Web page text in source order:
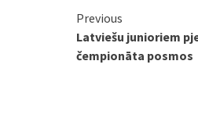
Continue
Reading
Previous
Latviešu junioriem
čempionāta posmos